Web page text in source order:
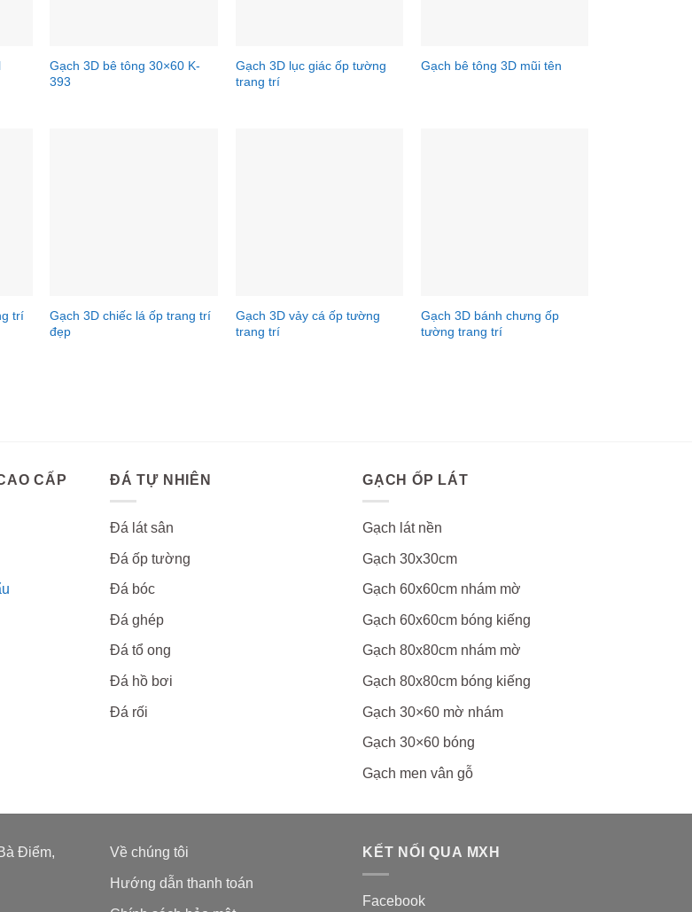
Gạch 3D bê tông 30×60 K-
393
Gạch 3D lục giác ốp tường
trang trí
Gạch bê tông 3D mũi tên
trí
Gạch 3D chiếc lá ốp trang trí
đẹp
Gạch 3D vảy cá ốp tường
trang trí
Gạch 3D bánh chưng ốp
tường trang trí
CẤP ĐÁ TỰ NHIÊN
Đá lát sân
Đá ốp tường
Đá bóc
Đá ghép
Đá tổ ong
Đá hồ bơi
Đá rối
GẠCH ỐP LÁT
Gạch lát nền
Gạch 30x30cm
Gạch 60x60cm nhám mờ
Gạch 60x60cm bóng kiếng
Gạch 80x80cm nhám mờ
Gạch 80x80cm bóng kiếng
Gạch 30×60 mờ nhám
Gạch 30×60 bóng
Gạch men vân gỗ
Điểm,
Về chúng tôi
Hướng dẫn thanh toán
KẾT NỐI QUA MXH
Facebook